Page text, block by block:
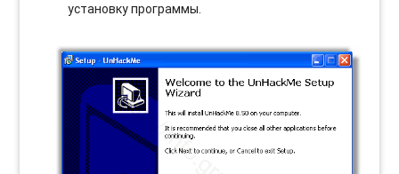
установку программы.